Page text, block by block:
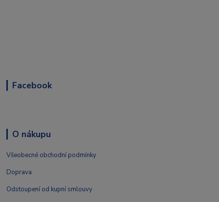
Facebook
O nákupu
Všeobecné obchodní podmínky
Doprava
Odstoupení od kupní smlouvy